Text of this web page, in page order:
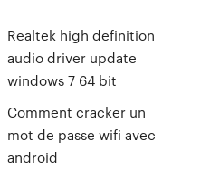
Realtek high definition
audio driver update
windows 7 64 bit
Comment cracker un
mot de passe wifi avec
android